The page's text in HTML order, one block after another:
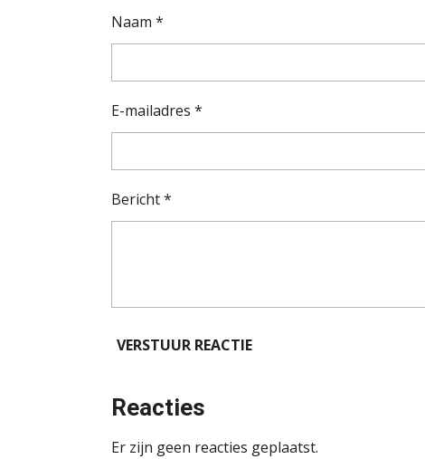
Naam *
E-mailadres *
Bericht *
VERSTUUR REACTIE
Reacties
Er zijn geen reacties geplaatst.